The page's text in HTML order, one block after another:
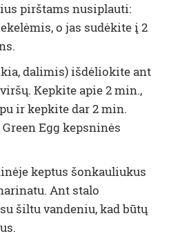
pirštams nusiplauti:
o jas sudėkite į 2
dalimis) išdėliokite ant
Kepkite apie 2 min.,
ir kepkite dar 2 min.
Egg kepsninės
keptus šonkauliukus
Ant stalo
šiltu vandeniu, kad būtų